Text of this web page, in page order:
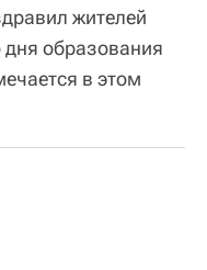
жителей
дня образования
в этом